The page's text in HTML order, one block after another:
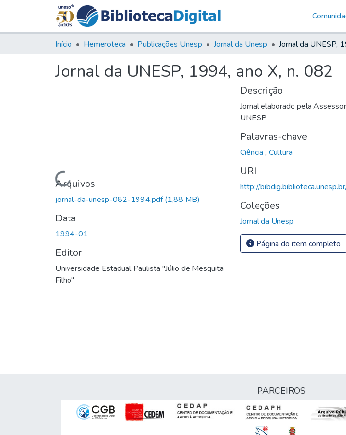
Início Hemeroteca Publicações Unesp Jornal da Unesp
Jornal da UNESP, 1994, ano X, n. 082
Carregando...
Arquivos
jornal-da-unesp-082-1994.pdf(1,88 MB)
Data
1994-01
Editor
Universidade Estadual Paulista "Júlio de Mesquita
Filho"
Descrição
Jornal elaborado pela
UNESP
Palavras-chave
Ciência , Cultura
URI
http://
Coleções
Jornal da Unesp
Página do item completo
PARCEIROS